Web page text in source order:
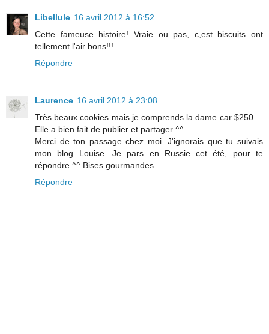
Libellule 16 avril 2012 à 16:52
Cette fameuse histoire! Vraie ou pas, c,est biscuits ont
tellement l'air bons!!!
Répondre
Laurence 16 avril 2012 à 23:08
Très beaux cookies mais je comprends la dame car $250 ...
Elle a bien fait de publier et partager ^^
Merci de ton passage chez moi. J'ignorais que tu suivais
mon blog Louise. Je pars en Russie cet été, pour te
répondre ^^ Bises gourmandes.
Répondre